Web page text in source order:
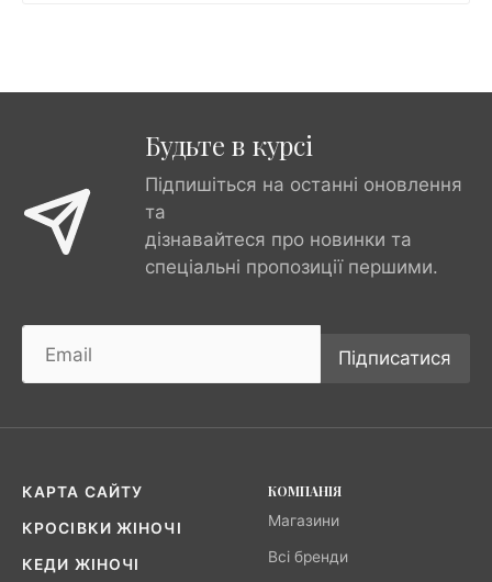
Будьте в курсі
Підпишіться на останні оновлення
та
дізнавайтеся про новинки та
спеціальні пропозиції першими.
Підписатися
КАРТА САЙТУ
КРОСІВКИ ЖІНОЧІ
КЕДИ ЖІНОЧІ
КОМПАНІЯ
Магазини
Всі бренди